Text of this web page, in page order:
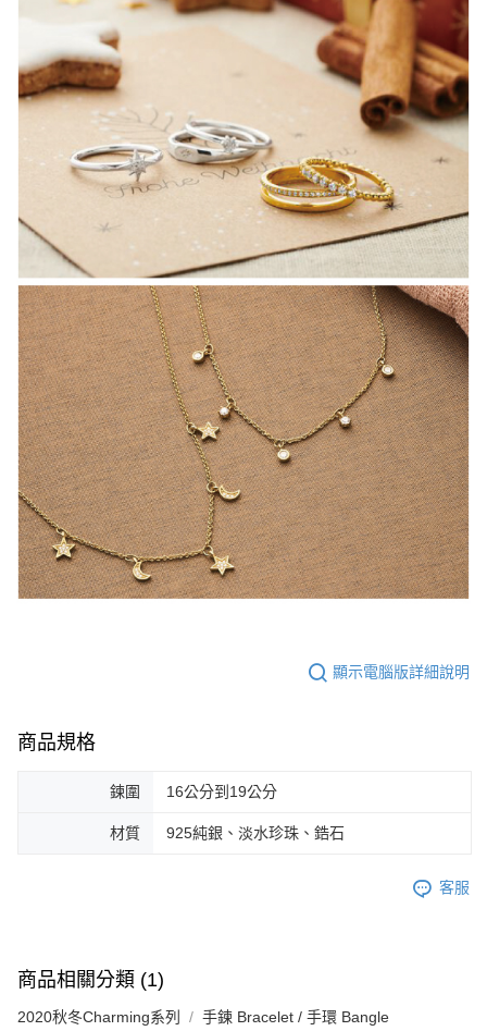
顯示電腦版詳細說明
商品規格
鍊圍 16公分到19公分
材質 925純銀、淡水珍珠、鋯石
客服
商品相關分類 (1)
2020秋冬Charming系列 手鍊 Bracelet / 手環 Bangle